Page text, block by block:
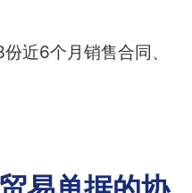
近6个月销售合同、